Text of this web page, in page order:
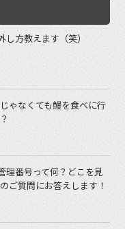
方教えます（笑）
ゃなくても鰻を食べに行
理番号って何？どこを見
ご質問にお答えします！